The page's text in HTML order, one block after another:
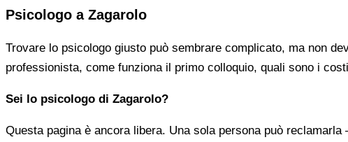
Psicologo a Zagarolo
Trovare lo psicologo giusto può sembrare complicato, ma non
professionista, come funziona il primo colloquio, quali sono i
Sei lo psicologo di Zagarolo?
Questa pagina è ancora libera. Una sola persona può